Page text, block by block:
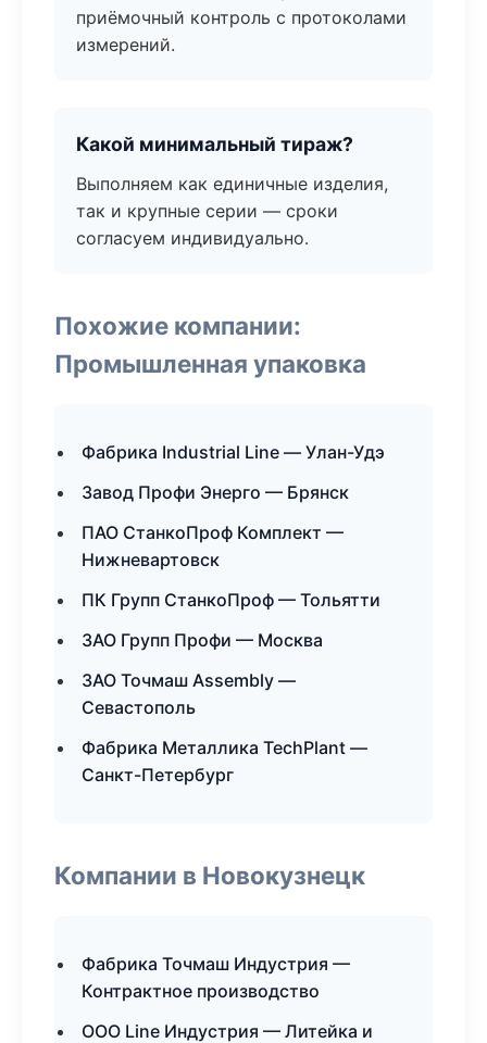
приёмочный контроль с протоколами
измерений.
Какой минимальный тираж?
Выполняем как единичные изделия,
так и крупные серии — сроки
согласуем индивидуально.
Похожие компании:
Промышленная упаковка
Фабрика Industrial Line — Улан-Удэ
Завод Профи Энерго — Брянск
ПАО СтанкоПроф Комплект —
Нижневартовск
ПК Групп СтанкоПроф — Тольятти
ЗАО Групп Профи — Москва
ЗАО Точмаш Assembly —
Севастополь
Фабрика Металлика TechPlant —
Санкт-Петербург
Компании в Новокузнецк
Фабрика Точмаш Индустрия —
Контрактное производство
ООО Line Индустрия — Литейка и